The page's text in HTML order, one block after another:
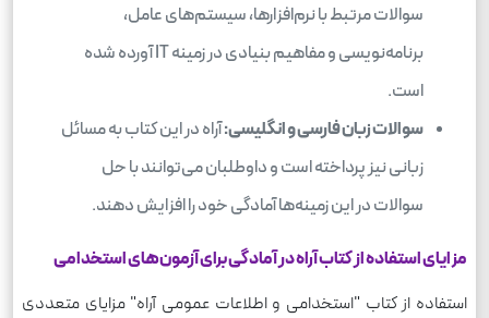
سوالات مرتبط با نرم‌افزارها، سیستم‌های عامل،
برنامه‌نویسی و مفاهیم بنیادی در زمینه IT آورده شده
است.
سوالات زبان فارسی و انگلیسی:آراه در این کتاب به مسائل
زبانی نیز پرداخته است و داوطلبان می‌توانند با حل
سوالات در این زمینه‌ها آمادگی خود را افزایش دهند.
مزایای استفاده از کتاب آراه در آمادگی برای آزمون‌های استخدامی
استفاده از کتاب "استخدامی و اطلاعات عمومی آراه" مزایای متعددی